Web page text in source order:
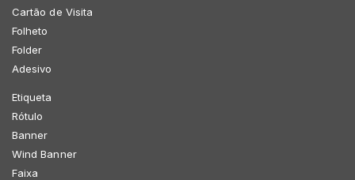
Cartão de Visita
Folheto
Folder
Adesivo
Etiqueta
Rótulo
Banner
Wind Banner
Faixa